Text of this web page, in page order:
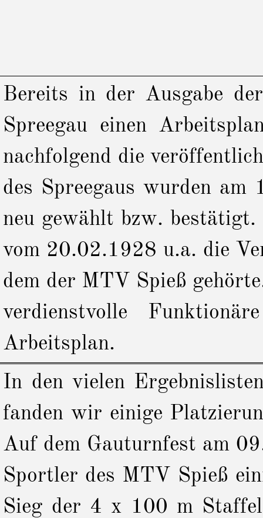
Bereits in der Ausgabe
Spreegau einen
nachfolgend die
des Spreegaus wurden
neu gewählt bzw.
vom 20.02.1928 u.a. die
dem der MTV Spieß
verdienstvolle
Arbeitsplan.
In den vielen
fanden wir einige
Auf dem Gauturnfest am
Sportler des MTV Spieß
Sieg der 4 x 100 m